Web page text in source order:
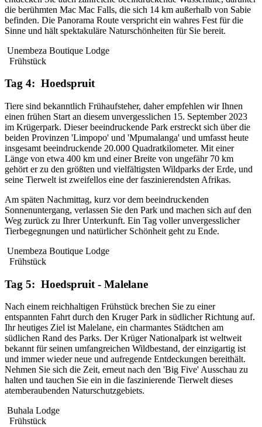
die berühmten Mac Mac Falls, die sich 14 km außerhalb von Sabie
befinden. Die Panorama Route verspricht ein wahres Fest für die
Sinne und hält spektakuläre Naturschönheiten für Sie bereit.
Unembeza Boutique Lodge
Frühstück
Tag 4: Hoedspruit
Tiere sind bekanntlich Frühaufsteher, daher empfehlen wir Ihnen
einen frühen Start an diesem unvergesslichen 15. September 2023
im Krügerpark. Dieser beeindruckende Park erstreckt sich über die
beiden Provinzen 'Limpopo' und 'Mpumalanga' und umfasst heute
insgesamt beeindruckende 20.000 Quadratkilometer. Mit einer
Länge von etwa 400 km und einer Breite von ungefähr 70 km
gehört er zu den größten und vielfältigsten Wildparks der Erde, und
seine Tierwelt ist zweifellos eine der faszinierendsten Afrikas.
Am späten Nachmittag, kurz vor dem beeindruckenden
Sonnenuntergang, verlassen Sie den Park und machen sich auf den
Weg zurück zu Ihrer Unterkunft. Ein Tag voller unvergesslicher
Tierbegegnungen und natürlicher Schönheit geht zu Ende.
Unembeza Boutique Lodge
Frühstück
Tag 5: Hoedspruit - Malelane
Nach einem reichhaltigen Frühstück brechen Sie zu einer
entspannten Fahrt durch den Kruger Park in südlicher Richtung auf.
Ihr heutiges Ziel ist Malelane, ein charmantes Städtchen am
südlichen Rand des Parks. Der Krüger Nationalpark ist weltweit
bekannt für seinen umfangreichen Wildbestand, der einzigartig ist
und immer wieder neue und aufregende Entdeckungen bereithält.
Nehmen Sie sich die Zeit, erneut nach den 'Big Five' Ausschau zu
halten und tauchen Sie ein in die faszinierende Tierwelt dieses
atemberaubenden Naturschutzgebiets.
Buhala Lodge
Frühstück